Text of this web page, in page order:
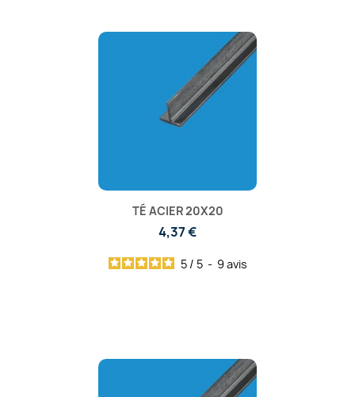
TÉ ACIER 20X20
4,37 €
5 / 5 - 9 avis